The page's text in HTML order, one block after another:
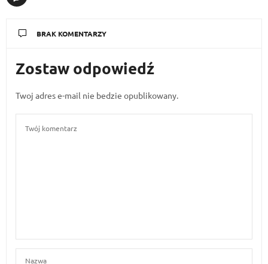
BRAK KOMENTARZY
Zostaw odpowiedź
Twoj adres e-mail nie bedzie opublikowany.